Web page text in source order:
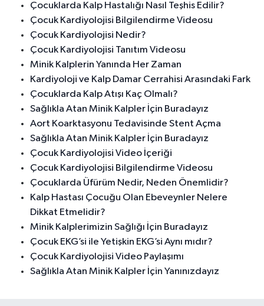
Çocuklarda Kalp Hastalığı Nasıl Teşhis Edilir?
Çocuk Kardiyolojisi Bilgilendirme Videosu
Çocuk Kardiyolojisi Nedir?
Çocuk Kardiyolojisi Tanıtım Videosu
Minik Kalplerin Yanında Her Zaman
Kardiyoloji ve Kalp Damar Cerrahisi Arasındaki Fark
Çocuklarda Kalp Atışı Kaç Olmalı?
Sağlıkla Atan Minik Kalpler İçin Buradayız
Aort Koarktasyonu Tedavisinde Stent Açma
Sağlıkla Atan Minik Kalpler İçin Buradayız
Çocuk Kardiyolojisi Video İçeriği
Çocuk Kardiyolojisi Bilgilendirme Videosu
Çocuklarda Üfürüm Nedir, Neden Önemlidir?
Kalp Hastası Çocuğu Olan Ebeveynler Nelere
Dikkat Etmelidir?
Minik Kalplerimizin Sağlığı İçin Buradayız
Çocuk EKG’si ile Yetişkin EKG’si Aynı mıdır?
Çocuk Kardiyolojisi Video Paylaşımı
Sağlıkla Atan Minik Kalpler İçin Yanınızdayız